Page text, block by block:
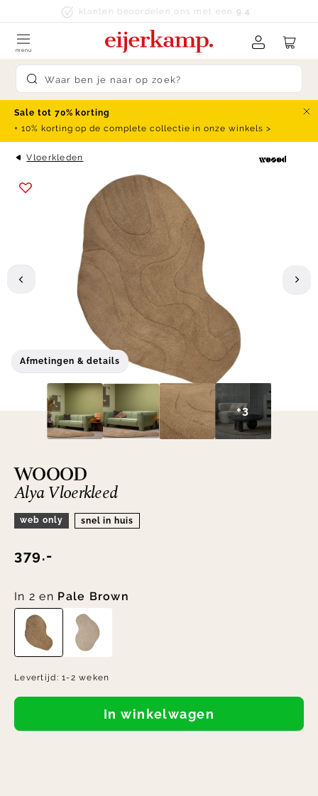
Skip to contentklanten beoordelen ons met een 9.4
Submit search
menu
Sale tot 70% korting
+ 10% korting op de complete collectie in onze winkels >
Vloerkleden
Afmetingen & details
+3
WOOOD
Alya Vloerkleed
web only snel in huis
379.-
In 2 en Pale Brown
Levertijd:1-2 weken
In winkelwagen